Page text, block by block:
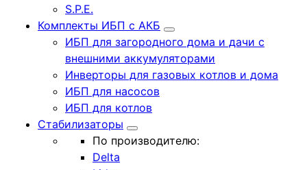
S.P.E.
Комплекты ИБП с АКБ
ИБП для загородного дома и дачи с
внешними аккумуляторами
Инверторы для газовых котлов и дома
ИБП для насосов
ИБП для котлов
Стабилизаторы
По производителю:
Delta